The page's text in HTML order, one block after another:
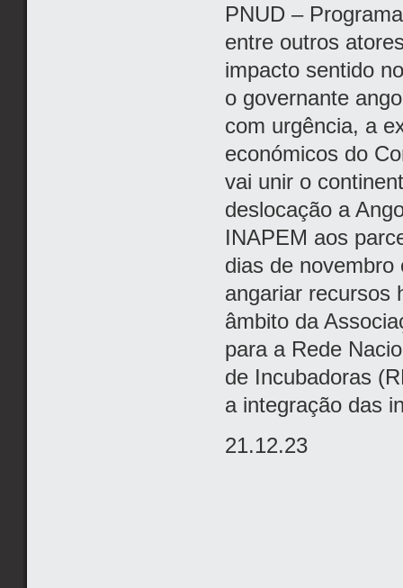
PNUD –
entre outros
impacto sentido
o governante
com urgência, a
económicos do
vai unir o
deslocação a
INAPEM aos
dias de
angariar recursos
âmbito da
para a Rede
de Incubadoras
a integração das
21.12.23